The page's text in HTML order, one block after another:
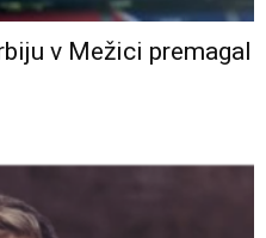
v Mežici premagal